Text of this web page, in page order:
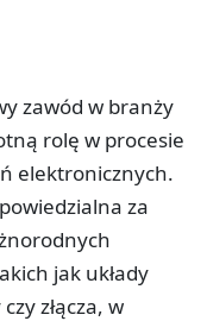
zawód w branży
rolę w procesie
elektronicznych.
za
jak układy
złącza, w